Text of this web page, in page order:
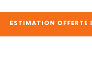
ESTIMATION OFFERTE